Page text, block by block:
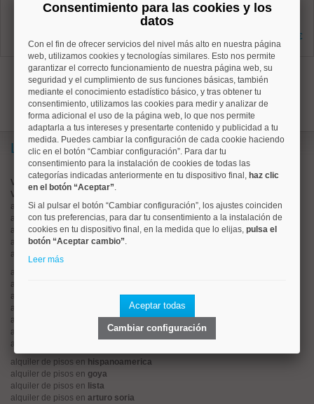
Ref: 50003826
2 baños
1.000 €
1
Lo más buscado
Valorar vivienda online
Vender piso
alquiler de pisos encentro
alquiler de pisos enchamartín
alquiler de pisos enchamberí
alquiler de pisos enciudad lineal
alquiler de pisos en
alquiler de pisos en
alquiler de pisos en
alquiler de pisos en
rios rosas
alquiler de pisos en
alquiler de pisos en
cuatro caminos
alquiler de pisos en
el viso
alquiler de pisos en
alquiler de pisos en hispanoamerica
alquiler de pisos en goya
alquiler de pisos en lista
alquiler de pisos en arturo soria
Consentimiento para las cookies y los
datos
Con el fin de ofrecer servicios del nivel más alto en nuestra página
web, utilizamos cookies y tecnologías similares. Esto nos permite
garantizar el correcto funcionamiento de nuestra página web, su
seguridad y el cumplimiento de sus funciones básicas, también
mediante el conocimiento estadístico básico, y tras obtener tu
consentimiento, utilizamos las cookies para medir y analizar de
forma adicional el uso de la página web, lo que nos permite
adaptarla a tus intereses y presentarte contenido y publicidad a tu
medida. Puedes cambiar la configuración de cada cookie haciendo
clic en el botón “Cambiar configuración”. Para dar tu
consentimiento para la instalación de cookies de todas las
categorías indicadas anteriormente en tu dispositivo final, haz clic
en el botón “Aceptar”.
Si al pulsar el botón “Cambiar configuración”, los ajustes coinciden
con tus preferencias, para dar tu consentimiento a la instalación de
cookies en tu dispositivo final, en la medida que lo elijas, pulsa el
botón “Aceptar cambio”.
Leer más
Aceptar todas
Cambiar configuración